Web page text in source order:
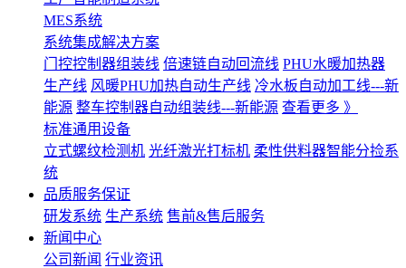
MES系统
系统集成解决方案
门控控制器组装线 倍速链自动回流线 PHU水暖加热器
生产线 风暖PHU加热自动生产线 冷水板自动加工线---新
能源 整车控制器自动组装线---新能源 查看更多 》
标准通用设备
立式螺纹检测机 光纤激光打标机 柔性供料器智能分捡系
统
品质服务保证
研发系统 生产系统 售前&售后服务
新闻中心
公司新闻 行业资讯